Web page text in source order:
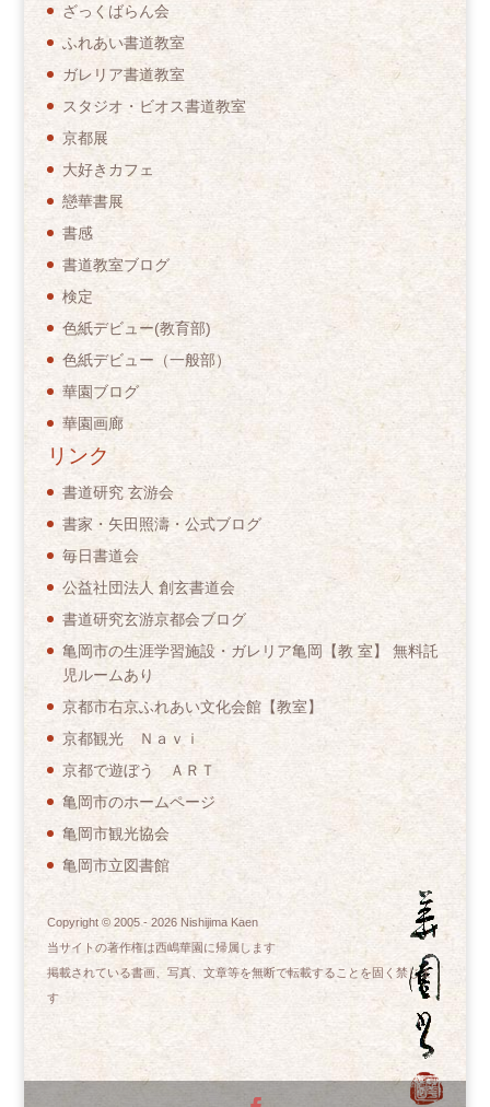
ざっくばらん会
ふれあい書道教室
ガレリア書道教室
スタジオ・ビオス書道教室
京都展
大好きカフェ
戀華書展
書感
書道教室ブログ
検定
色紙デビュー(教育部)
色紙デビュー（一般部）
華園ブログ
華園画廊
リンク
書道研究 玄游会
書家・矢田照濤・公式ブログ
毎日書道会
公益社団法人 創玄書道会
書道研究玄游京都会ブログ
亀岡市の生涯学習施設・ガレリア亀岡【教 室】 無料託
児ルームあり
京都市右京ふれあい文化会館【教室】
京都観光 Ｎａｖｉ
京都で遊ぼう ＡＲＴ
亀岡市のホームページ
亀岡市観光協会
亀岡市立図書館
Copyright © 2005 - 2026Nishijima Kaen
当サイトの著作権は西嶋華園に帰属します
掲載されている書画、写真、文章等を無断で転載することを固く禁じま
す